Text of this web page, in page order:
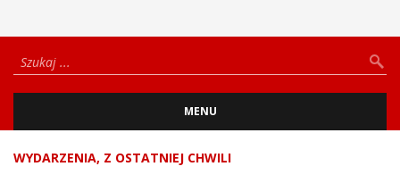
MENU
WYDARZENIA, Z OSTATNIEJ CHWILI